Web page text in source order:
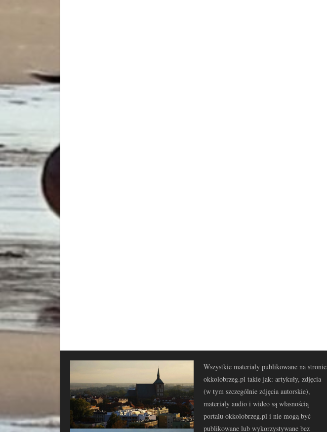
Wszystkie materiały publikowane na stronie
okkolobrzeg.pl takie jak: artykuły, zdjęcia
(w tym szczególnie zdjęcia autorskie),
materiały audio i wideo są własnością
portalu okkolobrzeg.pl i nie mogą być
publikowane lub wykorzystywane bez